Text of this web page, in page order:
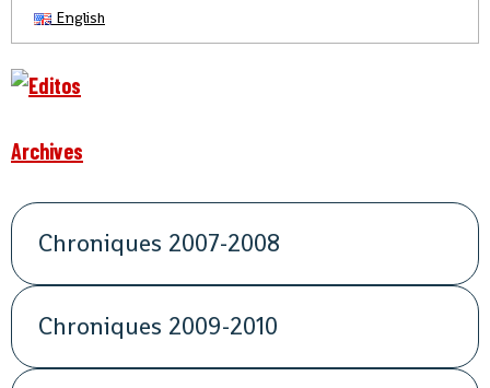
English
Archives
Chroniques 2007-2008
Chroniques 2009-2010